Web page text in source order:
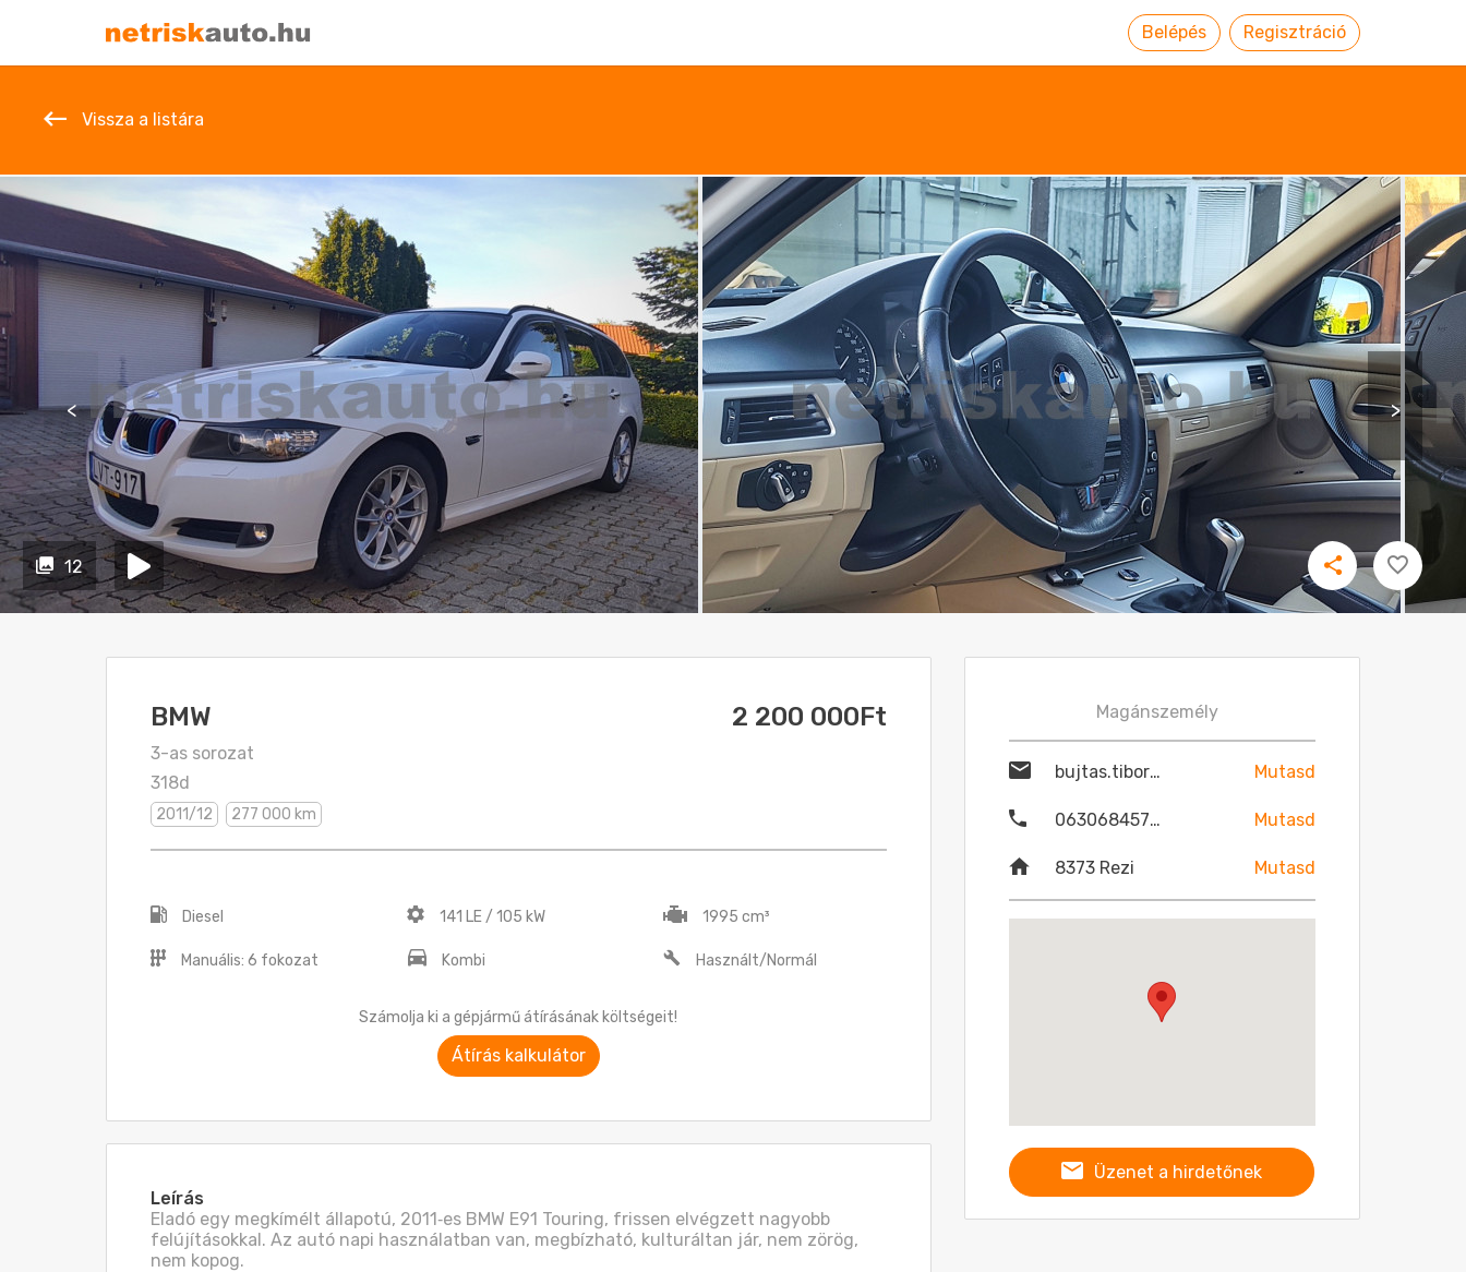
Belépés Regisztráció
12
BMW
3-as sorozat
318d
2 200 000Ft
2011/12 277 000 km
Diesel 141 LE / 105 kW 1995 cm³
Manuális: 6 fokozat Kombi Használt/Normál
Számolja ki a gépjármű átírásának költségeit!
Átírás kalkulátor
Leírás
Eladó egy megkímélt állapotú, 2011‑es BMW E91 Touring, frissen elvégzett nagyobb
felújításokkal. Az autó napi használatban van, megbízható, kulturáltan jár, nem zörög,
nem kopog.
Magánszemély
bujtas.tibor7@gmail.com Mutasd
06306845782 Mutasd
8373 Rezi Mutasd
Üzenet a hirdetőnek